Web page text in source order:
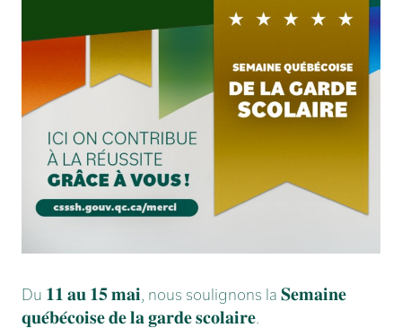
Du 𝟏𝟏 𝐚𝐮 𝟏𝟓 𝐦𝐚𝐢 , nous soulignons la 𝐒𝐞𝐦𝐚𝐢𝐧𝐞
𝐪𝐮𝐞́𝐛𝐞́𝐜𝐨𝐢𝐬𝐞 𝐝𝐞 𝐥𝐚 𝐠𝐚𝐫𝐝𝐞 𝐬𝐜𝐨𝐥𝐚𝐢𝐫𝐞